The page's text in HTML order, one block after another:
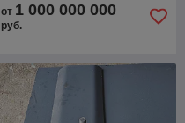
от 1 000 000 000
руб.